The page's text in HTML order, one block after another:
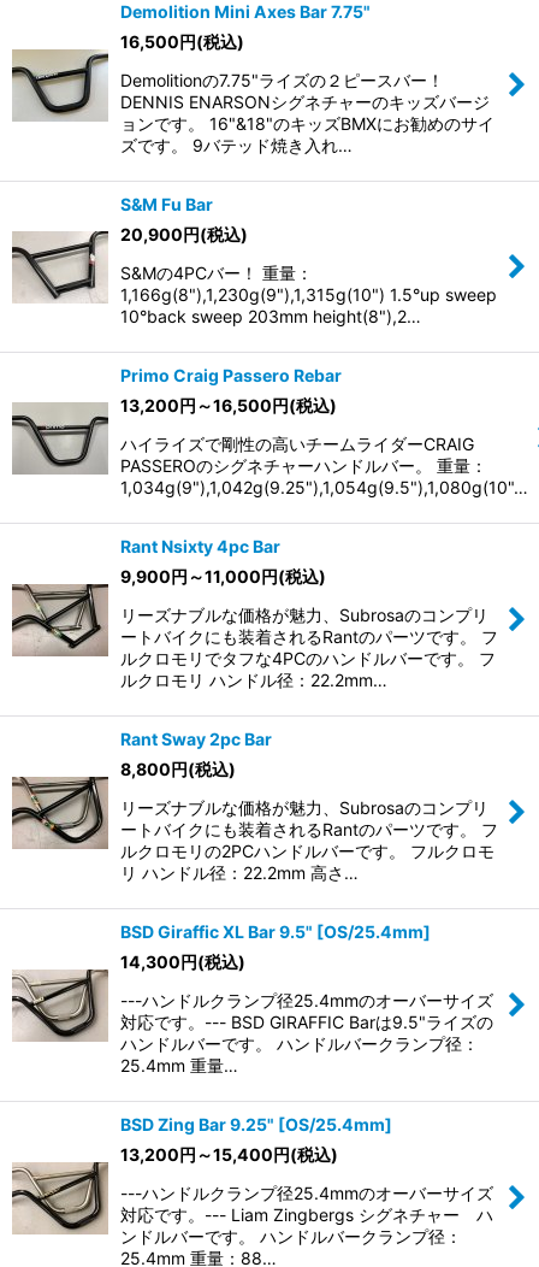
Demolition Mini Axes Bar 7.75"
16,500円(税込)
Demolitionの7.75"ライズの２ピースバー！
DENNIS ENARSONシグネチャーのキッズバージ
ョンです。 16"&18"のキッズBMXにお勧めのサイ
ズです。 9バテッド焼き入れ…
S&M Fu Bar
20,900円(税込)
S&Mの4PCバー！ 重量：
1,166g(8"),1,230g(9"),1,315g(10") 1.5°up sweep
10°back sweep 203mm height(8"),2…
Primo Craig Passero Rebar
13,200円 ～16,500円(税込)
ハイライズで剛性の高いチームライダーCRAIG
PASSEROのシグネチャーハンドルバー。 重量：
1,034g(9"),1,042g(9.25"),1,054g(9.5"),1,080g(10"…
Rant Nsixty 4pc Bar
9,900円 ～11,000円(税込)
リーズナブルな価格が魅力、Subrosaのコンプリ
ートバイクにも装着されるRantのパーツです。 フ
ルクロモリでタフな4PCのハンドルバーです。 フ
ルクロモリ ハンドル径：22.2mm…
Rant Sway 2pc Bar
8,800円(税込)
リーズナブルな価格が魅力、Subrosaのコンプリ
ートバイクにも装着されるRantのパーツです。 フ
ルクロモリの2PCハンドルバーです。 フルクロモ
リ ハンドル径：22.2mm 高さ…
BSD Giraffic XL Bar 9.5" [OS/25.4mm]
14,300円(税込)
---ハンドルクランプ径25.4mmのオーバーサイズ
対応です。--- BSD GIRAFFIC Barは9.5"ライズの
ハンドルバーです。 ハンドルバークランプ径：
25.4mm 重量…
BSD Zing Bar 9.25" [OS/25.4mm]
13,200円 ～15,400円(税込)
---ハンドルクランプ径25.4mmのオーバーサイズ
対応です。--- Liam Zingbergs シグネチャー ハ
ンドルバーです。 ハンドルバークランプ径：
25.4mm 重量：88…